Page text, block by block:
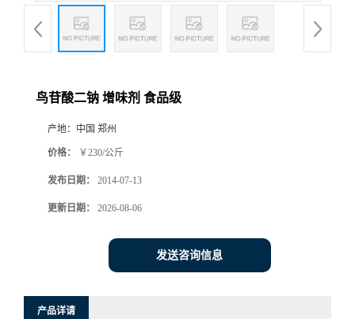
鸟苷酸二钠 增味剂 食品级
产地： 中国 郑州
价格： ￥230/公斤
发布日期： 2014-07-13
更新日期： 2026-08-06
发送咨询信息
产品详请